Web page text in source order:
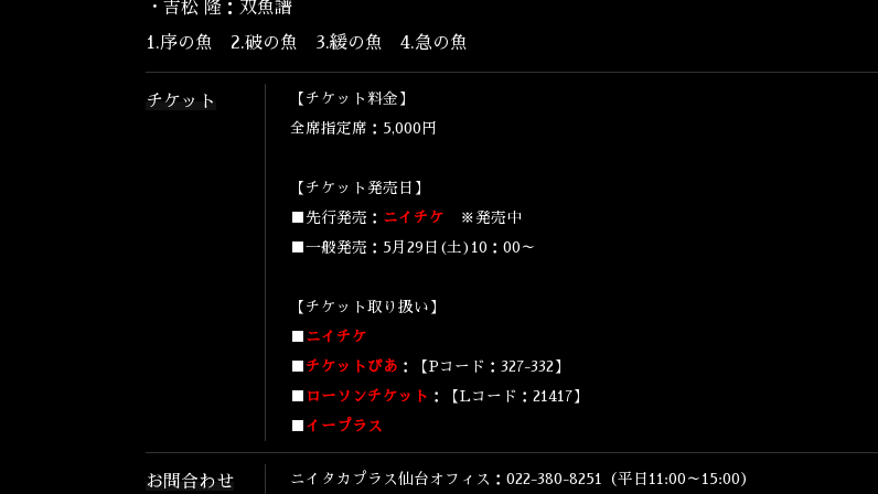
・吉松 隆：双魚譜
1.序の魚 2.破の魚 3.緩の魚 4.急の魚
チケット 【チケット料金】
全席指定席：5,000円
【チケット発売日】
■先行発売： ニイチケ ※発売中
■一般発売：5月29日(土)10：00～
【チケット取り扱い】
ニイチケ
チケットぴあ ：【Pコード：327-332】
ローソンチケット ：【Lコード：21417】
イープラス
お問合わせ ニイタカプラス仙台オフィス：022-380-8251（平日11:00～15:00）